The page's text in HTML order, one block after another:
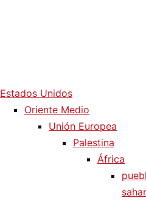
Estados Unidos
Oriente Medio
Unión Europea
Palestina
África